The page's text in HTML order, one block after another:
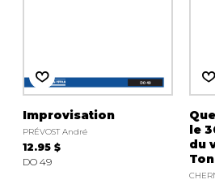
Improvisation
PRÉVOST André
12.95 $
DO 49
le
du